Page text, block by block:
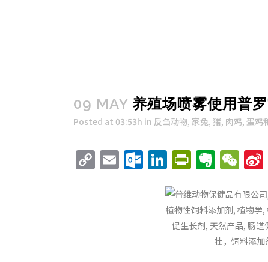
09 MAY 养殖场喷雾使用普
Posted at 03:53h in 反刍动物, 家兔, 猪, 肉鸡, 蛋鸡
CopyEmailOutlook.com
LinkedIn